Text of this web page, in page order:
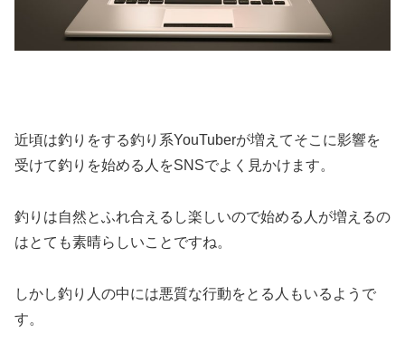
近頃は釣りをする釣り系YouTuberが増えてそこに影響を
受けて釣りを始める人をSNSでよく見かけます。
釣りは自然とふれ合えるし楽しいので始める人が増えるの
はとても素晴らしいことですね。
しかし釣り人の中には悪質な行動をとる人もいるようで
す。